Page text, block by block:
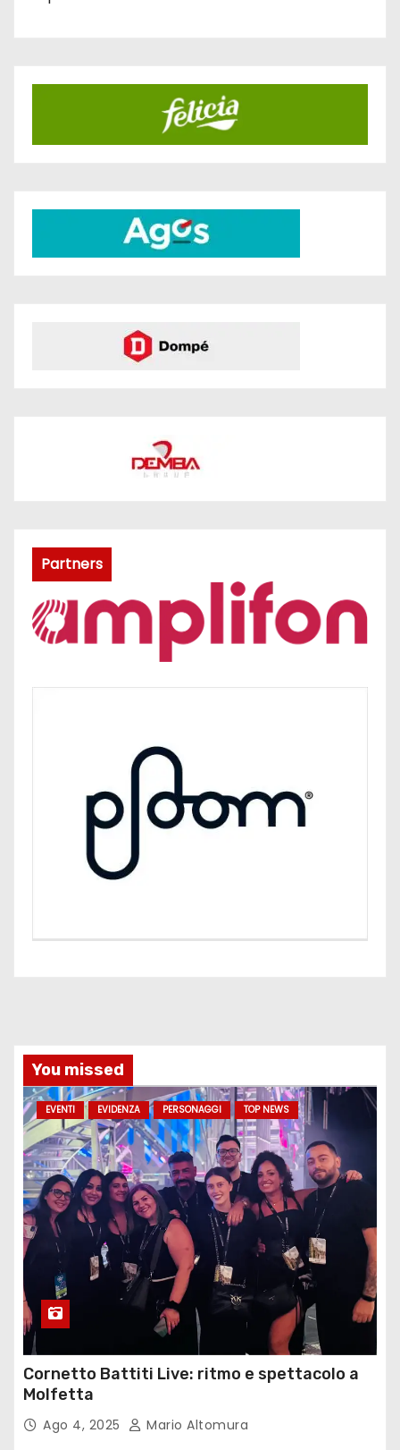
Partners
You missed
EVENTI EVIDENZA PERSONAGGI TOP NEWS
Cornetto Battiti Live: ritmo e spettacolo a
Molfetta
Ago 4, 2025 Mario Altomura